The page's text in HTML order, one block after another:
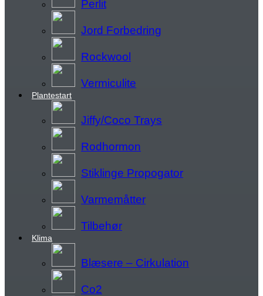
Perlit
Jord Forbedring
Rockwool
Vermiculite
Plantestart
Jiffy/Coco Trays
Rodhormon
Stiklinge Propogator
Varmemåtter
Tilbehør
Klima
Blæsere – Cirkulation
Co2